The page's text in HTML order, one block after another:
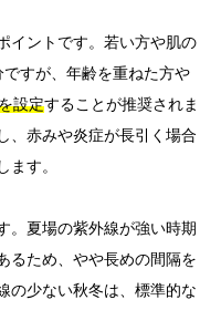
イントです。若い方や肌の
すが、年齢を重ねた方や
設定することが推奨されま
、赤みや炎症が長引く場合
ます。
。夏場の紫外線が強い時期
るため、やや長めの間隔を
の少ない秋冬は、標準的な